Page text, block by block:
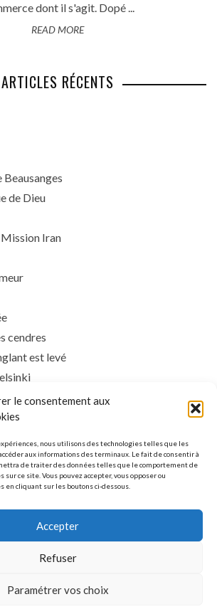
le consentement aux
nous utilisons des technologies telles que les
aux informations des terminaux. Le fait de consentir à
de traiter des données telles que le comportement de
sur ce site. Vous pouvez accepter, vous opposer ou
en cliquant sur les boutons ci-dessous.
Accepter
Refuser
Paramétrer vos choix
dont il s'agit. Dopé ...
READ MORE
ARTICLES RÉCENTS
Beausanges
de Dieu
Iran
cendres
est levé
de la nuit
le soleil et la lumière
MENTIONS LÉGALES